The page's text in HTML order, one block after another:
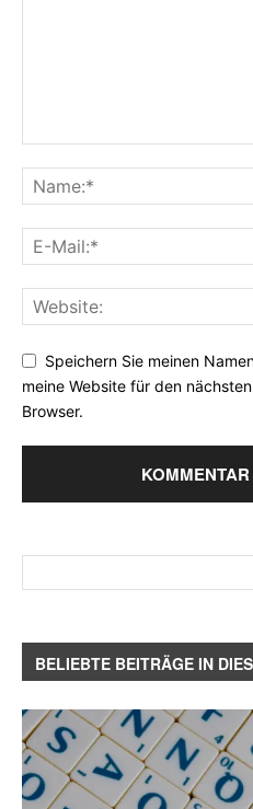
Speichern Sie meinen
meine Website für den
Browser.
BELIEBTE BEITRÄGE IN